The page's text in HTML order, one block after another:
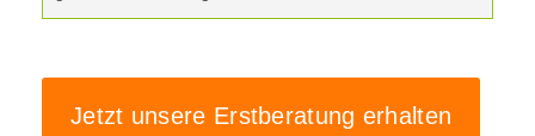
Jetzt unsere Erstberatung erhalten